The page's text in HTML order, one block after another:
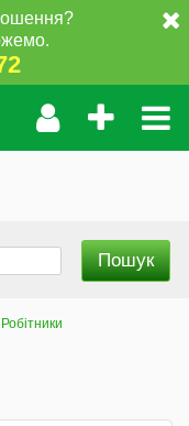
Робітники